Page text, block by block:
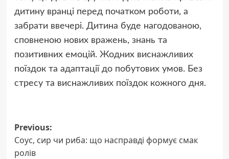
дитину вранці перед початком роботи, а
забрати ввечері. Дитина буде нагодованою,
сповненою нових вражень, знань та
позитивних емоцій. Жодних виснажливих
поїздок та адаптації до побутових умов. Без
стресу та виснажливих поїздок кожного дня.
Post
navigation
Previous:
Соус, сир чи риба: що насправді формує смак
ролів